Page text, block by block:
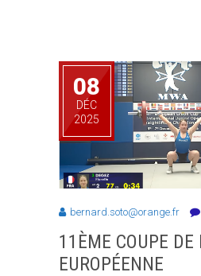
08
DÉC
2025
bernard.soto@orange.fr
11ÈME COUPE DE
EUROPÉENNE